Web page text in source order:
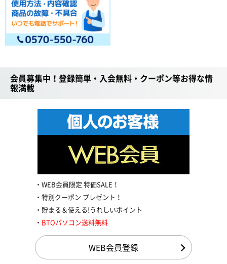
会員募集中！登録簡単・入会無料・クーポン等お得な情
報満載
WEB会員限定 特価SALE！
特別クーポン プレゼント！
貯まる＆使える!うれしいポイント
BTOパソコン送料無料
WEB会員登録